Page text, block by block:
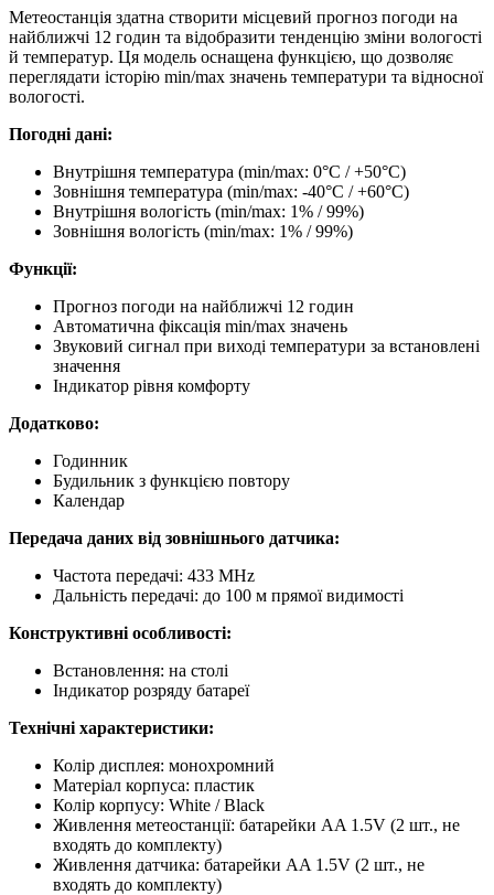
Метеостанція здатна створити місцевий прогноз погоди на
найближчі 12 годин та відобразити тенденцію зміни вологості
й температур. Ця модель оснащена функцією, що дозволяє
переглядати історію min/max значень температури та відносної
вологості.
Погодні дані:
Внутрішня температура (min/max: 0°C / +50°C)
Зовнішня температура (min/max: -40°C / +60°C)
Внутрішня вологість (min/max: 1% / 99%)
Зовнішня вологість (min/max: 1% / 99%)
Функції:
Прогноз погоди на найближчі 12 годин
Автоматична фіксація min/max значень
Звуковий сигнал при виході температури за встановлені
значення
Індикатор рівня комфорту
Додатково:
Годинник
Будильник з функцією повтору
Календар
Передача даних від зовнішнього датчика:
Частота передачі: 433 MHz
Дальність передачі: до 100 м прямої видимості
Конструктивні особливості:
Встановлення: на столі
Індикатор розряду батареї
Технічні характеристики:
Колір дисплея: монохромний
Матеріал корпуса: пластик
Колір корпусу: White / Black
Живлення метеостанції: батарейки AA 1.5V (2 шт., не
входять до комплекту)
Живлення датчика: батарейки AA 1.5V (2 шт., не
входять до комплекту)